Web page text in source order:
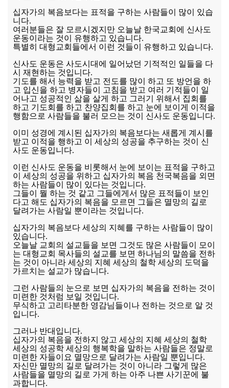
십자가의 복음보다는 표적을 구하는 사람들이 많이 있습
니다.
여러분들은 잘 모르시겠지만 오늘날 한국교회에 신사도
운동이라는 것이 유행하고 있습니다.
특별히 대형교회들에서 이런 것들이 유행하고 있습니다.
신사도 운동은 사도시대에 일어났던 기적적인 일들을 다
시 재현하는 것입니다.
기도를 해서 능력을 받고 전도를 많이 하고 또 방언을 하
고 입신을 하고 병자들이 고침을 받고 여러 기적들이 일
어나고 성공적인 삶을 살게 하고 그러기 위해서 집회를
하고 기도회를 하고 찬양집회를 하고 눈에 보이게 이적을
행함으로 사람들을 불러 모으는 것이 신사도 운동입니다.
이미 성경에 계시된 십자가의 복음보다는 새롭게 계시를
받고 이적을 행하고 이 세상의 성공을 추구하는 것이 신
사도 운동입니다.
이런 신사도 운동을 비롯해서 눈에 보이는 표적을 구하고
이 세상의 성공을 위하고 십자가의 복음 천국복음을 외면
하는 사람들이 많이 있다는 것입니다.
그들이 뭘 하는 것 같고 그들에게서 많은 표적들이 보인
다고 해도 십자가의 복음을 모르면 그들은 멸망의 길로
달려가는 사람일 뿐이라는 것입니다.
십자가의 복음보다 세상의 지혜를 구하는 사람들이 많이
있습니다.
오늘날 교회의 설교들을 보면 그것도 많은 사람들이 모이
는 대형교회 목사들의 설교를 보면 하나님의 말씀을 전하
는 것이 아니라 세상의 지혜 세상의 철학 세상의 도덕을
가르치는 설교가 많습니다.
그런 사람들의 눈으로 보면 십자가의 복음을 전하는 것이
미련한 것처럼 보일 것입니다.
무식하고 고리타분한 영감님들이나 전하는 것으로 알 것
입니다.
그러나 반대입니다.
십자가의 복음을 전하지 않고 세상의 지혜 세상의 철학
세상의 성공학 세상의 행복학을 말하는 사람들은 정말로
미련한 자들이요 멸망으로 달려가는 사람일 뿐입니다.
자신만 멸망의 길로 달려가는 것이 아니라 그렇게 많은
사람들을 멸망의 길로 가게 하는 아주 나쁜 사기꾼에 불
과합니다.